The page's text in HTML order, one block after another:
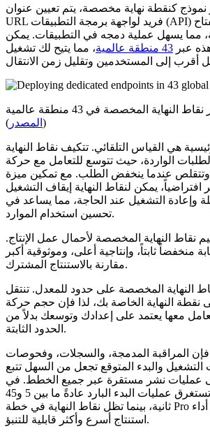
نموذج كنقطة نهاية مخصصة، يتم تعيين عنوان
URL فريد لواجهة برمجة التطبيقات (API) ويستخدم مفتاح API
مما يسهل عملية دمجه في التطبيقات. يمكن
عبر 43 منطقة عالمية
، مما يتيح لك تشغيل
الشكل 2. يمكنك نشر نقاط النهاية المخصصة في 43 منطقة عالمية
( المصدر )
هي القياس التلقائي. تتكيف نقاط النهاية
الطلبات الواردة، حيث تتوسع للتعامل مع حركة
وتتقلص عندما ينخفض الطلب. مع تمكين ميزة
افتراضياً، يمكن لنقاط النهاية إيقاف التشغيل
وإعادة التشغيل عند الحاجة، مما يساعد في
تحسين استخدام الموارد.
نقاط النهاية المخصصة لأحمال عمل الإنتاج.
ثابتاً، وإنتاجية أعلى، وموثوقية أكبر
مقارنة بالاستنتاج المشترك.
النهاية المخصصة على حدود للمعدل. تنتقل
نقطة النهاية الخاصة بك، لذا فإن حجم حركة
معها يعتمد على إعدادك وتوسعك بدلاً من
الحدود الثابتة.
فإن المراقبة المدمجة، والسجلات، وفحوصات
والبدء المتوقع تجعل من السهل تتبع
عمليات نشر مستقرة عبر جميع الخطط. في
الخطة المجانية، تستغرق عمليات البدء البارد عادةً ما بين 5 و45
ثانية، بينما تظل نقاط النهاية في خطة Pro دافئة، مما يؤدي إلى أداء
استنتاج أسرع وأكثر قابلية للتنبؤ.